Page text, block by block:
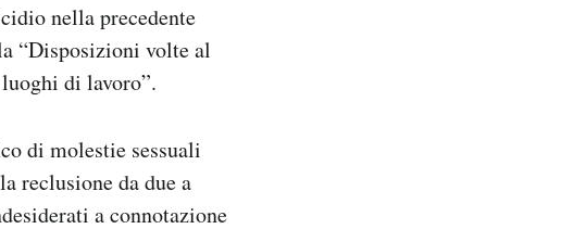
nella precedente
“Disposizioni volte al
di lavoro”.
di molestie sessuali
reclusione da due a
a connotazione